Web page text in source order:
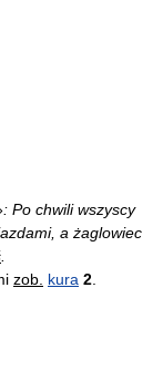
: Po chwili wszyscy
a żaglowiec
zob. kura 2